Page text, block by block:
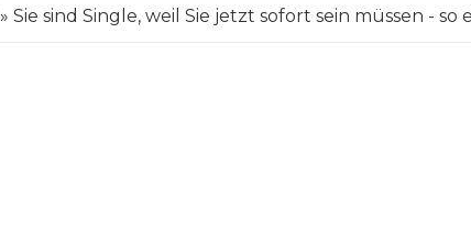
» Sie sind Single, weil Sie jetzt sofort sein müssen - so